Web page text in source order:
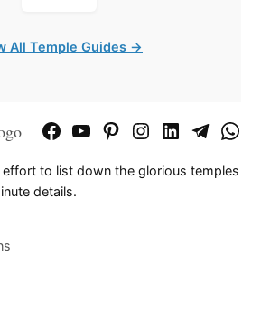
All Temple Guides →
FacebookYouTubePinterestInstagram
LinkedInTelegram
effort to list down the glorious temples
details.